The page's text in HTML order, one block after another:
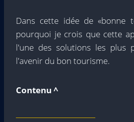
Dans cette idée de «bonne
pourquoi je crois que cette
l'une des solutions les plus
l'avenir du bon tourisme.
Contenu ^